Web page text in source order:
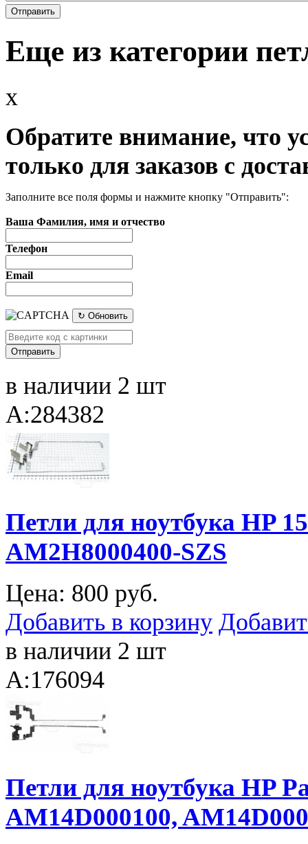
Еще из категории
x
Обратите внимание, что
только для заказов с
Заполните все поля формы и нажмите кнопку "Отправить":
Ваша Фамилия, имя и отчество
Телефон
Email
↻ Обновить
в наличии 2 шт
A:284382
Петли для ноутбука HP
AM2H8000400-SZS
Цена: 800 руб.
Добавить в корзину
в наличии 2 шт
A:176094
Петли для ноутбука HP
AM14D000100,